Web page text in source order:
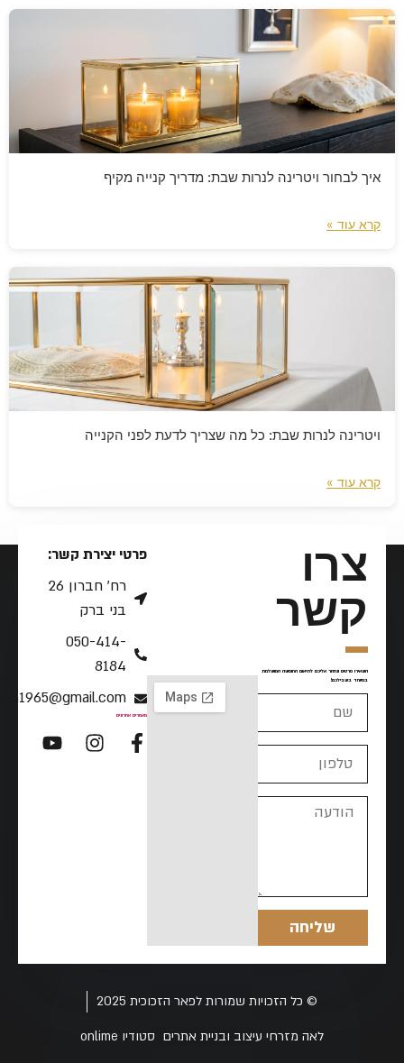
איך לבחור ויטרינה לנרות שבת: מדריך קנייה מקיף
קרא עוד »
ויטרינה לנרות שבת: כל מה שצריך לדעת לפני הקנייה
קרא עוד »
צרו
קשר
השאירו פרטים ונחזור אליכם לתיאום החופשה המושלמת
במיוחד בשבילכם!
שליחה
פרטי יצירת קשר:
רח׳ חברון 26
בני ברק
050-414-
8184
peerh1965@gmail.com
מאמרים אחרונים
© כל הזכויות שמורות לפאר הזכוכית 2025
לאה מזרחי עיצוב ובניית אתריםסטודיוonlime